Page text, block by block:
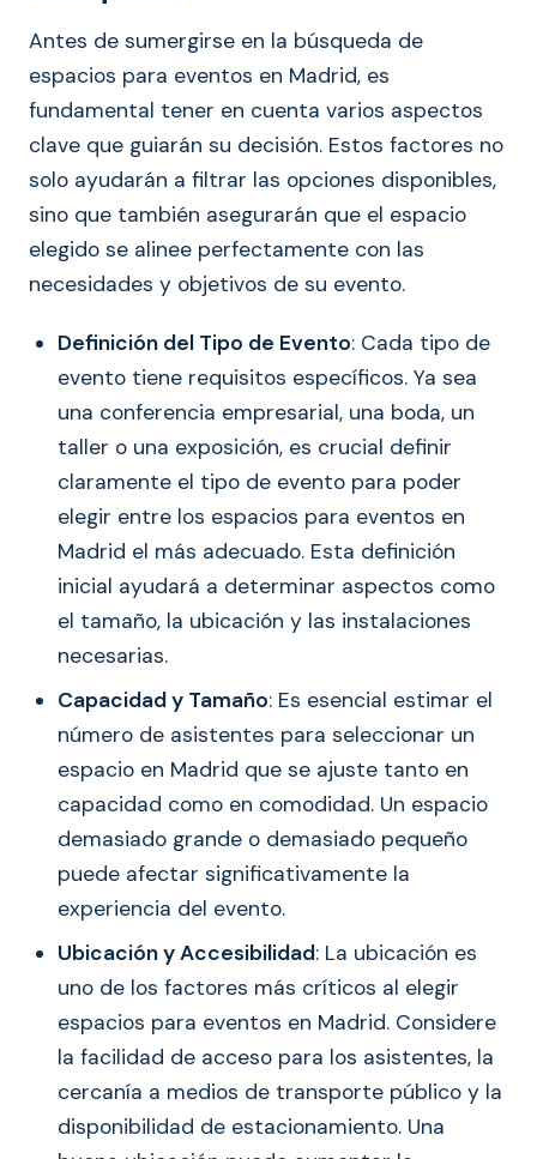
Antes de sumergirse en la búsqueda de
espacios para eventos en Madrid, es
fundamental tener en cuenta varios aspectos
clave que guiarán su decisión. Estos factores no
solo ayudarán a filtrar las opciones disponibles,
sino que también asegurarán que el espacio
elegido se alinee perfectamente con las
necesidades y objetivos de su evento.
Definición del Tipo de Evento: Cada tipo de
evento tiene requisitos específicos. Ya sea
una conferencia empresarial, una boda, un
taller o una exposición, es crucial definir
claramente el tipo de evento para poder
elegir entre los espacios para eventos en
Madrid el más adecuado. Esta definición
inicial ayudará a determinar aspectos como
el tamaño, la ubicación y las instalaciones
necesarias.
Capacidad y Tamaño: Es esencial estimar el
número de asistentes para seleccionar un
espacio en Madrid que se ajuste tanto en
capacidad como en comodidad. Un espacio
demasiado grande o demasiado pequeño
puede afectar significativamente la
experiencia del evento.
Ubicación y Accesibilidad: La ubicación es
uno de los factores más críticos al elegir
espacios para eventos en Madrid. Considere
la facilidad de acceso para los asistentes, la
cercanía a medios de transporte público y la
disponibilidad de estacionamiento. Una